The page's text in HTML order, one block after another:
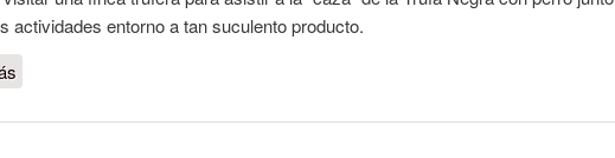
actividades entorno a tan suculento producto.